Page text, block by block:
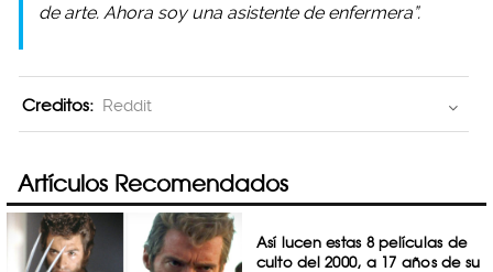
de arte. Ahora soy una asistente de enfermera”.
Creditos: Reddit
Artículos Recomendados
Así lucen estas 8 películas de
culto del 2000, a 17 años de su